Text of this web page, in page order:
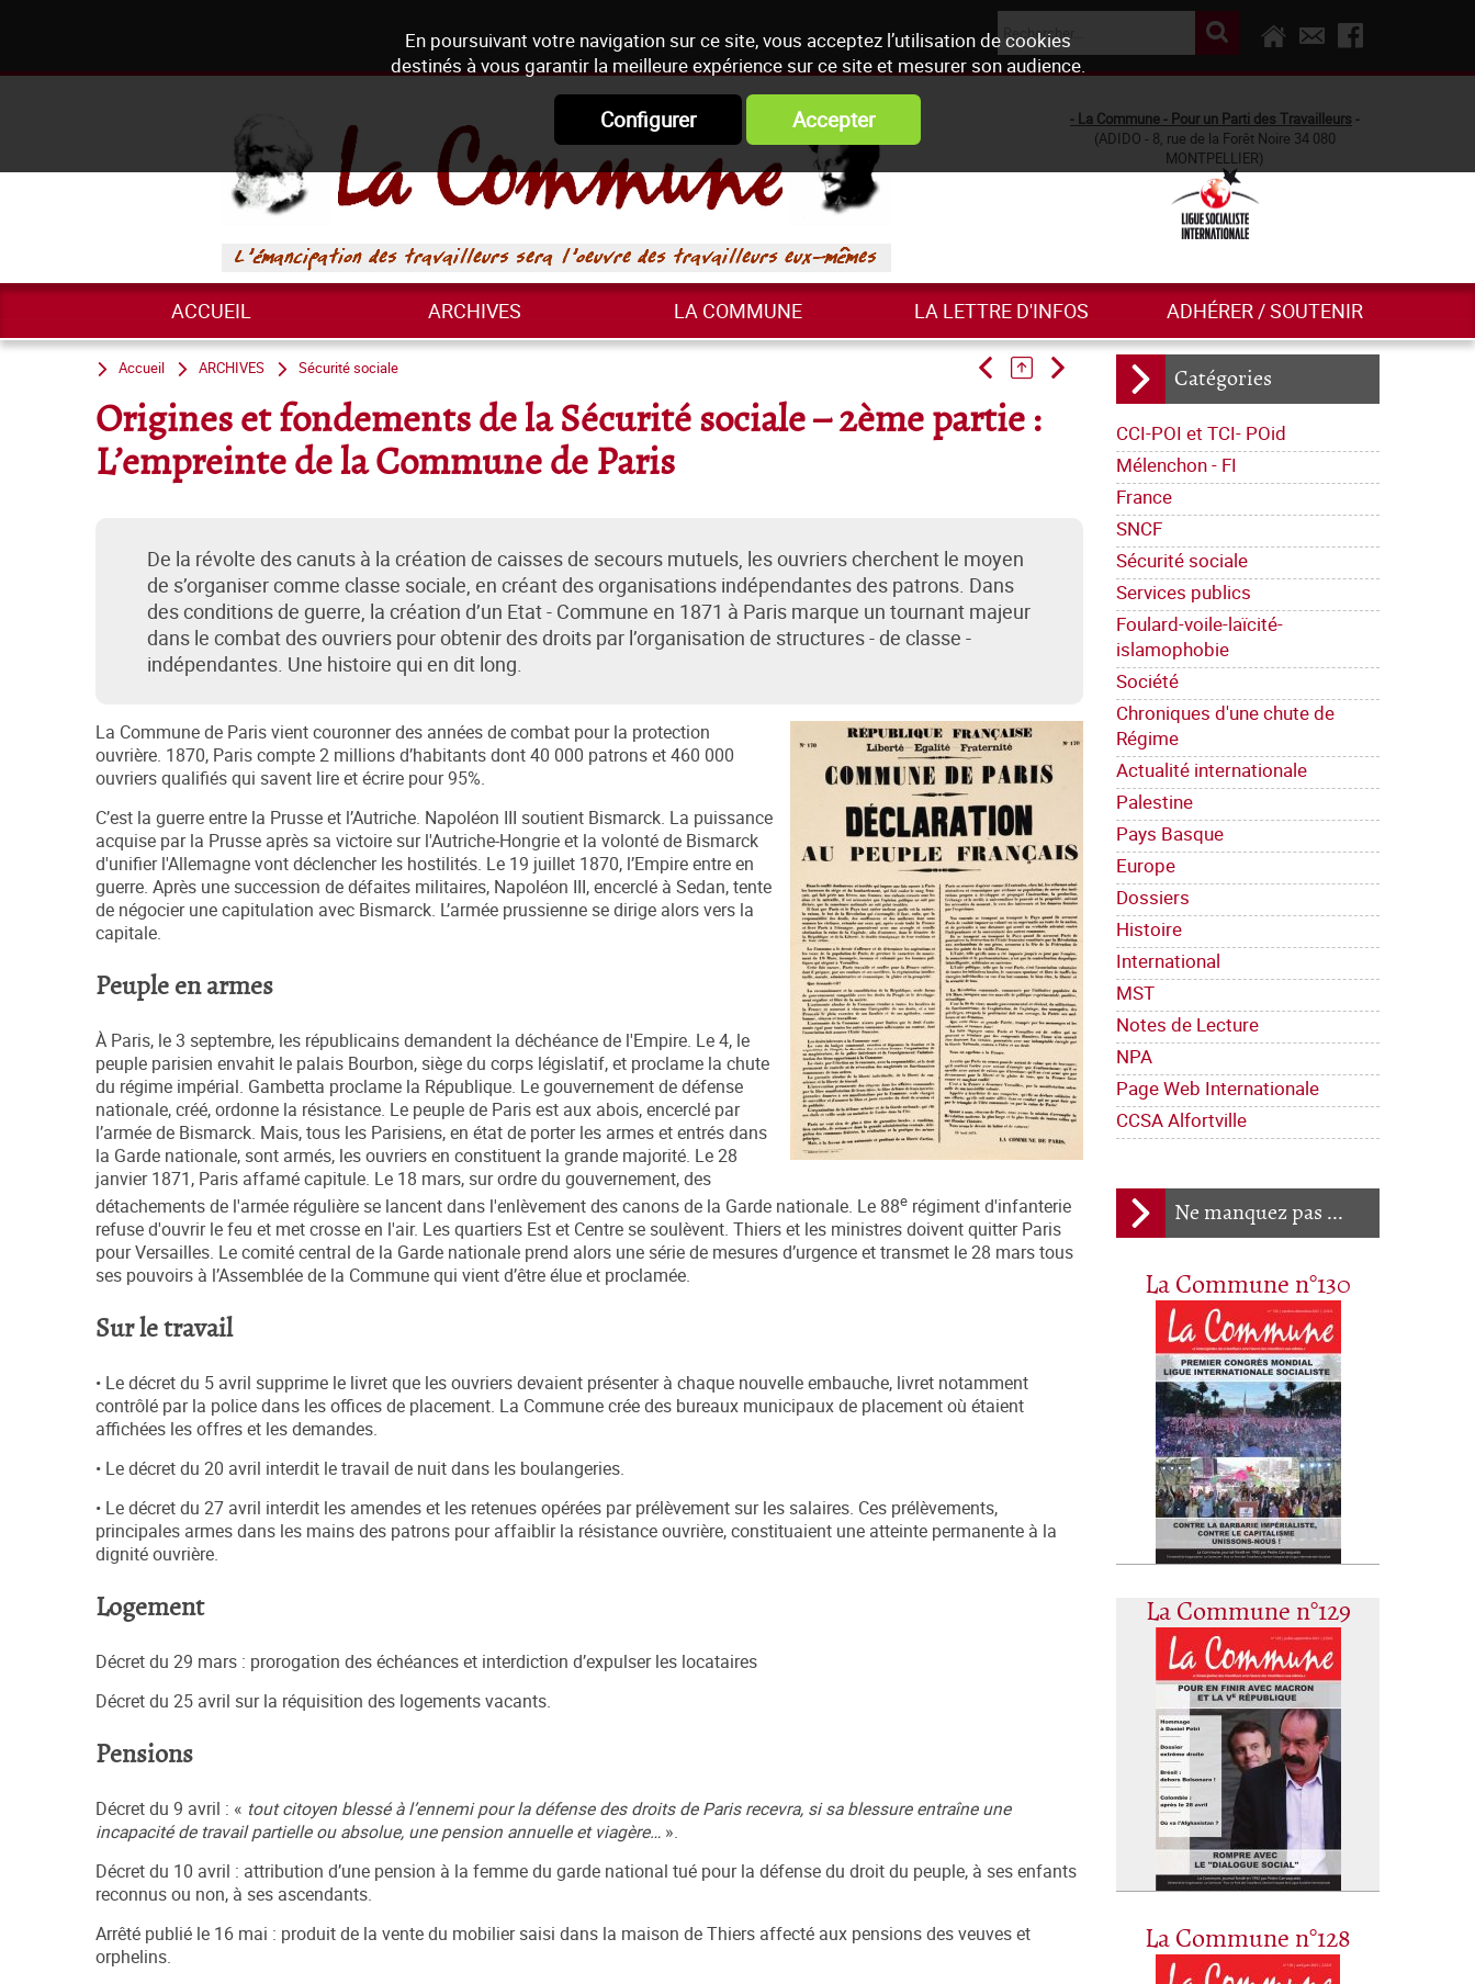
En poursuivant votre navigation sur ce site, vous acceptez l’utilisation de cookies
destinés à vous garantir la meilleure expérience sur ce site et mesurer son audience.
Configurer Accepter - La Commune - Pour un Parti des Travailleurs -
(ADIDO - 8, rue de la Forêt Noire 34 080
MONTPELLIER)
ACCUEIL ARCHIVES LA COMMUNE LA LETTRE D'INFOS ADHÉRER / SOUTENIR
Catégories
CCI-POI et TCI- POid
Mélenchon - FI
France
SNCF
Sécurité sociale
Services publics
Foulard-voile-laïcité-
islamophobie
Société
Chroniques d'une chute de
Régime
Actualité internationale
Palestine
Pays Basque
Europe
Dossiers
Histoire
International
MST
Notes de Lecture
NPA
Page Web Internationale
CCSA Alfortville
Ne manquez pas ...
La Commune n°130
La Commune n°129
La Commune n°128
Accueil ARCHIVES Sécurité sociale
Origines et fondements de la Sécurité sociale – 2ème partie :
L’empreinte de la Commune de Paris
De la révolte des canuts à la création de caisses de secours mutuels, les ouvriers cherchent le moyen
de s’organiser comme classe sociale, en créant des organisations indépendantes des patrons. Dans
des conditions de guerre, la création d’un Etat - Commune en 1871 à Paris marque un tournant majeur
dans le combat des ouvriers pour obtenir des droits par l’organisation de structures - de classe -
indépendantes. Une histoire qui en dit long.
La Commune de Paris vient couronner des années de combat pour la protection
ouvrière. 1870, Paris compte 2 millions d’habitants dont 40 000 patrons et 460 000
ouvriers qualifiés qui savent lire et écrire pour 95%.
C’est la guerre entre la Prusse et l’Autriche. Napoléon III soutient Bismarck. La puissance
acquise par la Prusse après sa victoire sur l'Autriche-Hongrie et la volonté de Bismarck
d'unifier l'Allemagne vont déclencher les hostilités. Le 19 juillet 1870, l’Empire entre en
guerre. Après une succession de défaites militaires, Napoléon III, encerclé à Sedan, tente
de négocier une capitulation avec Bismarck. L’armée prussienne se dirige alors vers la
capitale.
Peuple en armes
À Paris, le 3 septembre, les républicains demandent la déchéance de l'Empire. Le 4, le
peuple parisien envahit le palais Bourbon, siège du corps législatif, et proclame la chute
du régime impérial. Gambetta proclame la République. Le gouvernement de défense
nationale, créé, ordonne la résistance. Le peuple de Paris est aux abois, encerclé par
l’armée de Bismarck. Mais, tous les Parisiens, en état de porter les armes et entrés dans
la Garde nationale, sont armés, les ouvriers en constituent la grande majorité. Le 28
janvier 1871, Paris affamé capitule. Le 18 mars, sur ordre du gouvernement, des
détachements de l'armée régulière se lancent dans l'enlèvement des canons de la Garde nationale. Le 88e régiment d'infanterie
refuse d'ouvrir le feu et met crosse en l'air. Les quartiers Est et Centre se soulèvent. Thiers et les ministres doivent quitter Paris
pour Versailles. Le comité central de la Garde nationale prend alors une série de mesures d’urgence et transmet le 28 mars tous
ses pouvoirs à l’Assemblée de la Commune qui vient d’être élue et proclamée.
Sur le travail
• Le décret du 5 avril supprime le livret que les ouvriers devaient présenter à chaque nouvelle embauche, livret notamment
contrôlé par la police dans les offices de placement. La Commune crée des bureaux municipaux de placement où étaient
affichées les offres et les demandes.
• Le décret du 20 avril interdit le travail de nuit dans les boulangeries.
• Le décret du 27 avril interdit les amendes et les retenues opérées par prélèvement sur les salaires. Ces prélèvements,
principales armes dans les mains des patrons pour affaiblir la résistance ouvrière, constituaient une atteinte permanente à la
dignité ouvrière.
Logement
Décret du 29 mars : prorogation des échéances et interdiction d’expulser les locataires
Décret du 25 avril sur la réquisition des logements vacants.
Pensions
Décret du 9 avril : « tout citoyen blessé à l’ennemi pour la défense des droits de Paris recevra, si sa blessure entraîne une
incapacité de travail partielle ou absolue, une pension annuelle et viagère… ».
Décret du 10 avril : attribution d’une pension à la femme du garde national tué pour la défense du droit du peuple, à ses enfants
reconnus ou non, à ses ascendants.
Arrêté publié le 16 mai : produit de la vente du mobilier saisi dans la maison de Thiers affecté aux pensions des veuves et
orphelins.